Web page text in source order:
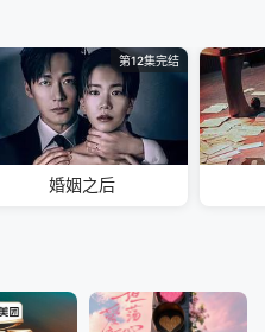
第12集完结
婚姻之后